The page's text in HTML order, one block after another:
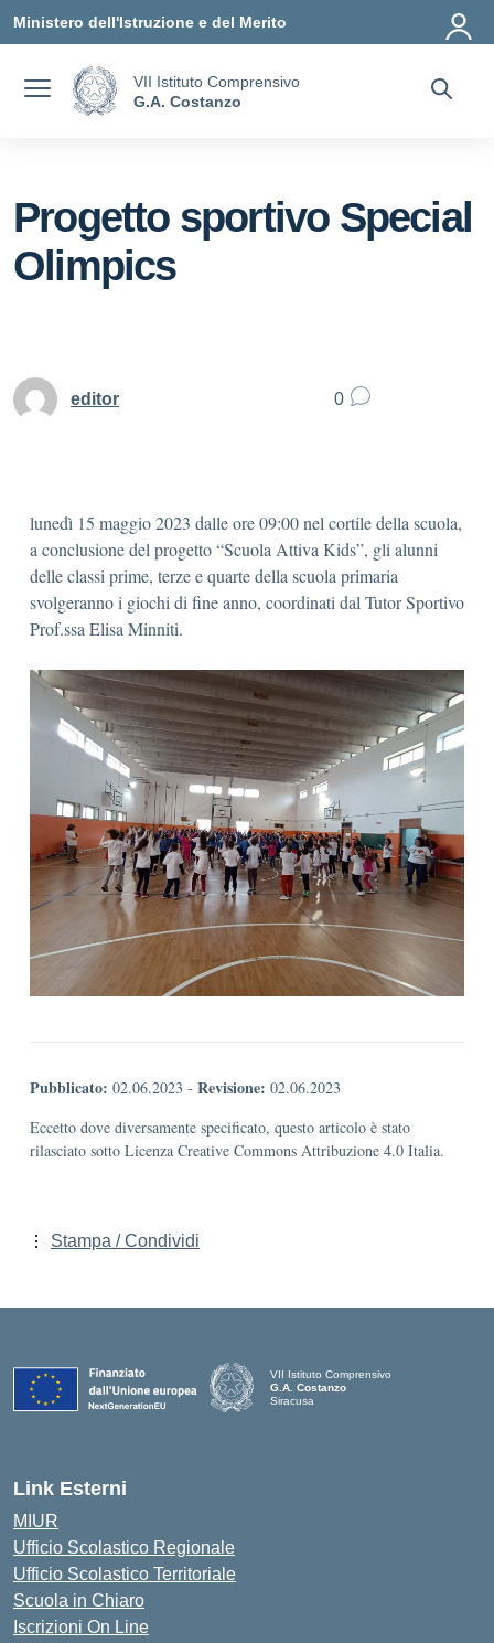
Ministero dell'Istruzione e del Merito
VII Istituto Comprensivo
G.A. Costanzo
Progetto sportivo Special
Olimpics
editor 0
lunedì 15 maggio 2023 dalle ore 09:00 nel cortile della scuola,
a conclusione del progetto “Scuola Attiva Kids”, gli alunni
delle classi prime, terze e quarte della scuola primaria
svolgeranno i giochi di fine anno, coordinati dal Tutor Sportivo
Prof.ssa Elisa Minniti.
Pubblicato: 02.06.2023 - Revisione: 02.06.2023
Eccetto dove diversamente specificato, questo articolo è stato
rilasciato sotto Licenza Creative Commons Attribuzione 4.0 Italia.
Stampa / Condividi
VII Istituto Comprensivo
G.A. Costanzo
Siracusa
Link Esterni
MIUR
Ufficio Scolastico Regionale
Ufficio Scolastico Territoriale
Scuola in Chiaro
Iscrizioni On Line